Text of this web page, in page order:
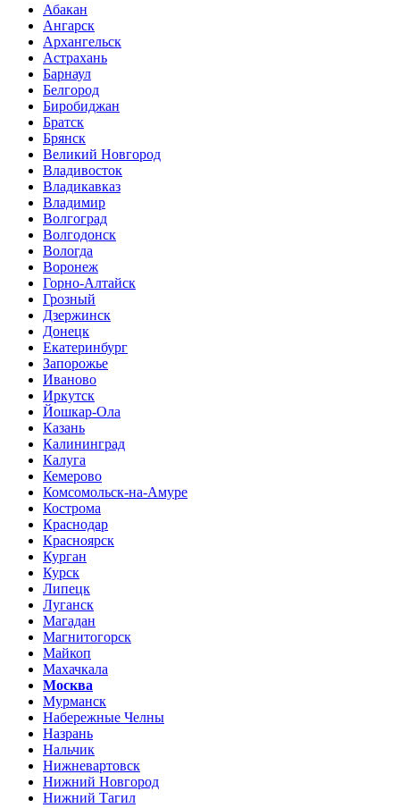
Абакан
Ангарск
Архангельск
Астрахань
Барнаул
Белгород
Биробиджан
Братск
Брянск
Великий Новгород
Владивосток
Владикавказ
Владимир
Волгоград
Волгодонск
Вологда
Воронеж
Горно-Алтайск
Грозный
Дзержинск
Донецк
Екатеринбург
Запорожье
Иваново
Иркутск
Йошкар-Ола
Казань
Калининград
Калуга
Кемерово
Комсомольск-на-Амуре
Кострома
Краснодар
Красноярск
Курган
Курск
Липецк
Луганск
Магадан
Магнитогорск
Майкоп
Махачкала
Москва
Мурманск
Набережные Челны
Назрань
Нальчик
Нижневартовск
Нижний Новгород
Нижний Тагил